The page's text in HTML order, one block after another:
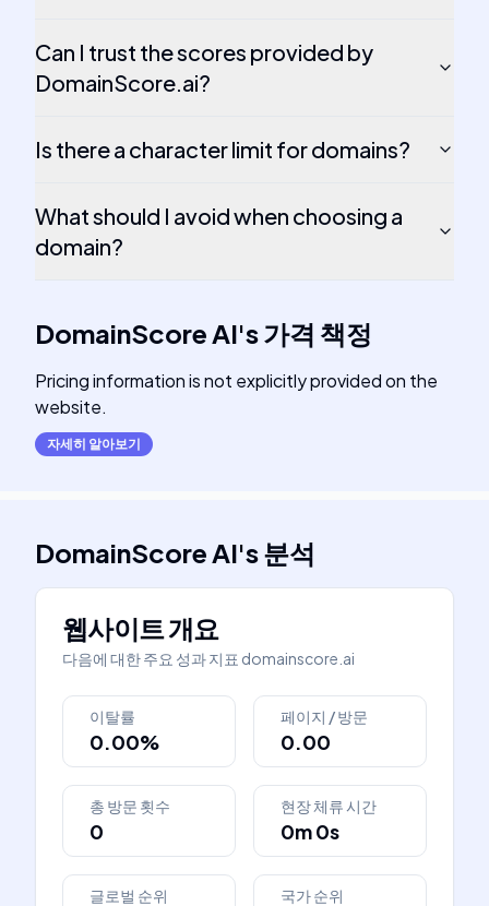
Can I trust the scores provided by
DomainScore.ai?
Is there a character limit for domains?
What should I avoid when choosing a
domain?
DomainScore AI's가격 책정
Pricing information is not explicitly provided on the
website.
자세히 알아보기
DomainScore AI's분석
웹사이트 개요
다음에 대한 주요 성과 지표 domainscore.ai
이탈률
0.00%
페이지 / 방문
0.00
총 방문 횟수
0
현장 체류 시간
0m 0s
글로벌 순위 국가 순위